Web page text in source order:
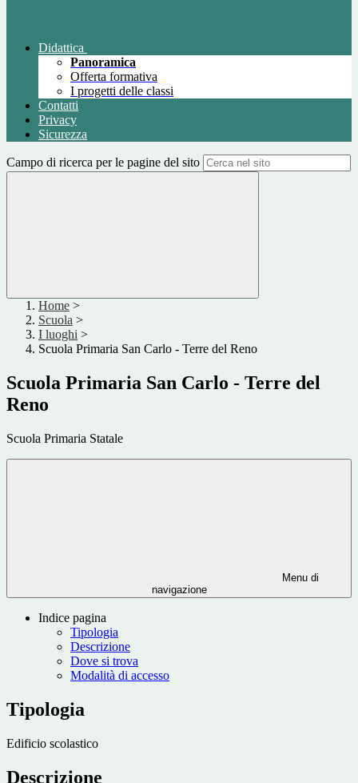
Didattica
Panoramica
Offerta formativa
I progetti delle classi
Contatti
Privacy
Sicurezza
Campo di ricerca per le pagine del sito
Home >
Scuola >
I luoghi >
Scuola Primaria San Carlo - Terre del Reno
Scuola Primaria San Carlo - Terre del
Reno
Scuola Primaria Statale
Menu di
navigazione
Indice pagina
Tipologia
Descrizione
Dove si trova
Modalità di accesso
Tipologia
Edificio scolastico
Descrizione